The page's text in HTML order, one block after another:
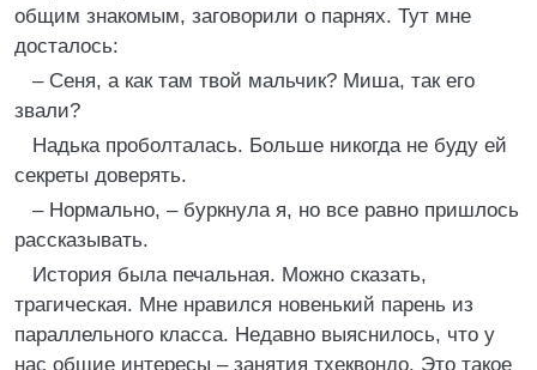
общим знакомым, заговорили о парнях. Тут мне
досталось:
– Сеня, а как там твой мальчик? Миша, так его
звали?
Надька проболталась. Больше никогда не буду ей
секреты доверять.
– Нормально, – буркнула я, но все равно пришлось
рассказывать.
История была печальная. Можно сказать,
трагическая. Мне нравился новенький парень из
параллельного класса. Недавно выяснилось, что у
нас общие интересы – занятия тхеквондо. Это такое